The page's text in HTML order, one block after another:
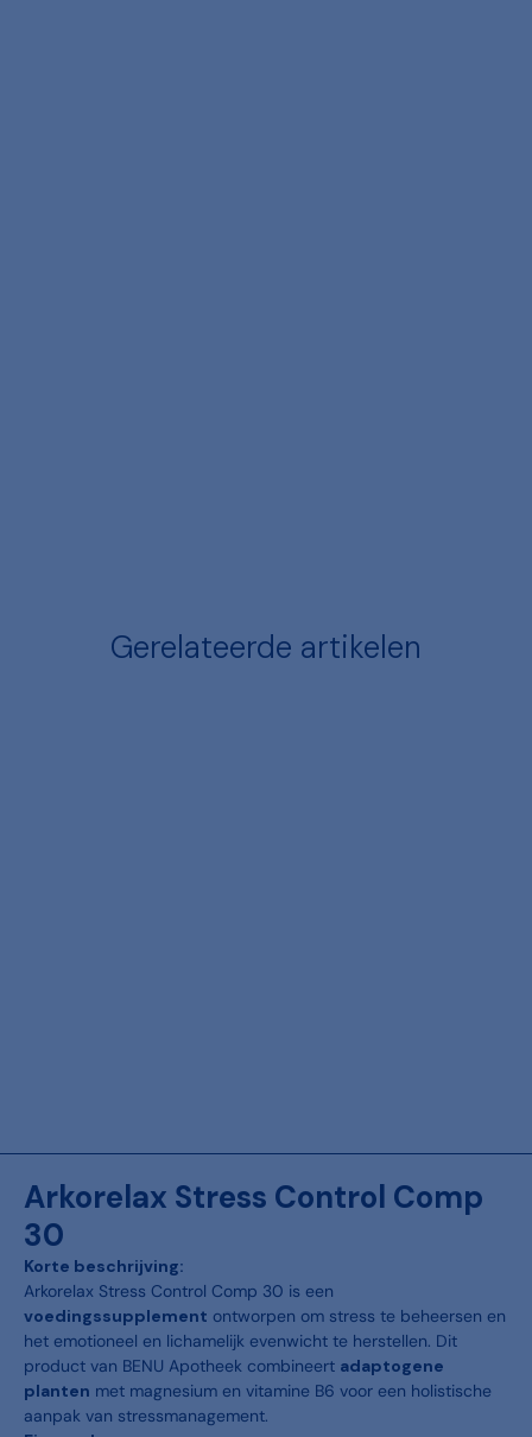
Gerelateerde artikelen
Arkorelax Stress Control Comp
30
Korte beschrijving:
Arkorelax Stress Control Comp 30 is een
voedingssupplement ontworpen om stress te beheersen en
het emotioneel en lichamelijk evenwicht te herstellen. Dit
product van BENU Apotheek combineert adaptogene
planten met magnesium en vitamine B6 voor een holistische
aanpak van stressmanagement.